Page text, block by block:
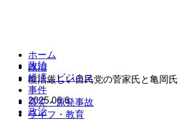
政治
経済・ビジネス
事件
震災・原発事故
ライフ・教育
ホーム
政治
復活厳しい自民党の菅家氏と亀岡氏
2025.06.6
政治